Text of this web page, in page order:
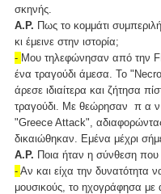
σκηνής.
Α.Ρ. Πως το κομμάτι
κι έμεινε στην ιστορία;
- Μου τηλεφώνησαν από την
ένα τραγούδι άμεσα. Το
άρεσε ιδιαίτερα και ζήτησα
τραγούδι. Με θεώρησαν π α ν
"Greece Attack",
δικαιώθηκαν. Εμένα μέχρι
Α.Ρ. Ποια ήταν η σύνθεση
- Αν και είχα την δυνατότητα
μουσικούς, το ηχογράφησα με